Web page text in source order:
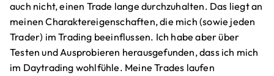
auch nicht, einen Trade lange durchzuhalten. Das liegt an
meinen Charaktereigenschaften, die mich (sowie jeden
Trader) im Trading beeinflussen. Ich habe aber über
Testen und Ausprobieren herausgefunden, dass ich mich
im Daytrading wohlfühle. Meine Trades laufen